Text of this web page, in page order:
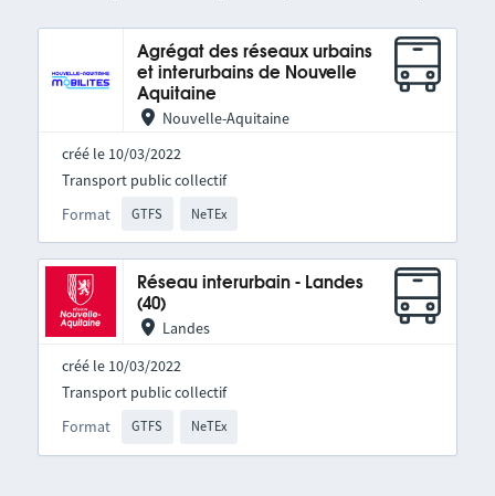
Agrégat des réseaux urbains
et interurbains de Nouvelle
Aquitaine
Nouvelle-Aquitaine
créé le 10/03/2022
Format GTFS NeTEx
Transport public collectif
Réseau interurbain - Landes
(40)
Landes
créé le 10/03/2022
Format GTFS NeTEx
Transport public collectif